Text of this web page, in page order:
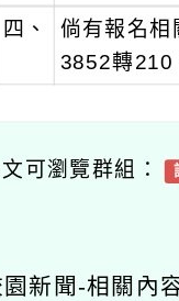
四、
倘有報名相
3852轉210
可瀏覽群組：
新聞-相關內